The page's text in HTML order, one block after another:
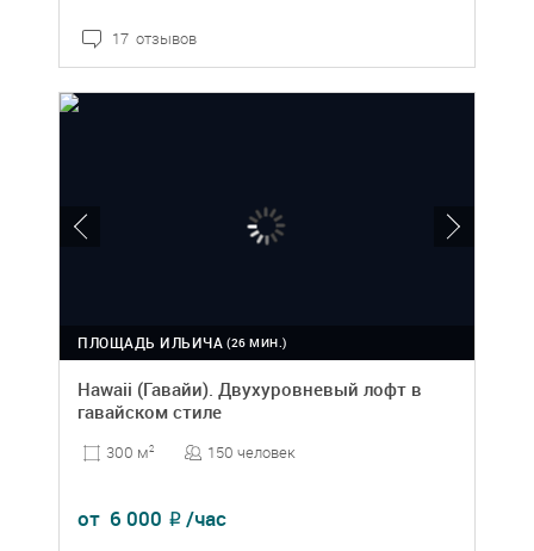
17 отзывов
(26 МИН.)
ПЛОЩАДЬ ИЛЬИЧА
Hawaii (Гавайи). Двухуровневый лофт в
гавайском стиле
300 м2 150 человек
от 6 000 ₽ /час